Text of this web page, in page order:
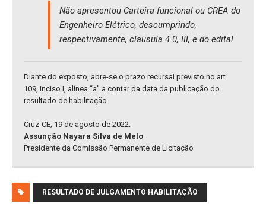
Não apresentou Carteira funcional ou CREA do
Engenheiro Elétrico, descumprindo,
respectivamente, clausula 4.0, III, e do edital
Diante do exposto, abre-se o prazo recursal previsto no art.
109, inciso I, alínea “a” a contar da data da publicação do
resultado de habilitação.
Cruz-CE, 19 de agosto de 2022.
Assunção Nayara Silva de Melo
Presidente da Comissão Permanente de Licitação
RESULTADO DE JULGAMENTO HABILITAÇÃO